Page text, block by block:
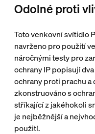
Odolné proti
Toto venkovní svítidlo
navrženo pro použití
náročnými testy pro
ochrany IP popisují
ochrany proti prachu a
zkonstruováno s
stříkající z jakéhokoli
je nejběžnější a
použití.